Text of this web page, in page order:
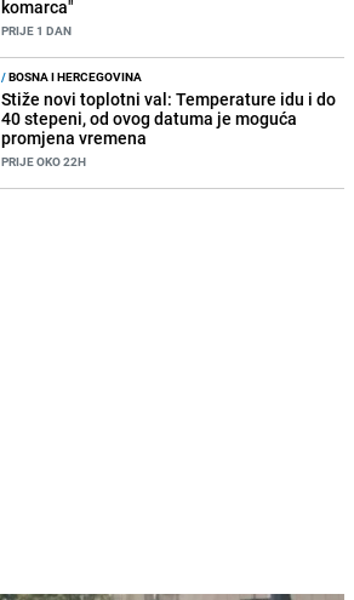
komarca"
PRIJE 1 DAN
/BOSNA I HERCEGOVINA
Stiže novi toplotni val: Temperature idu i do
40 stepeni, od ovog datuma je moguća
promjena vremena
PRIJE OKO 22H